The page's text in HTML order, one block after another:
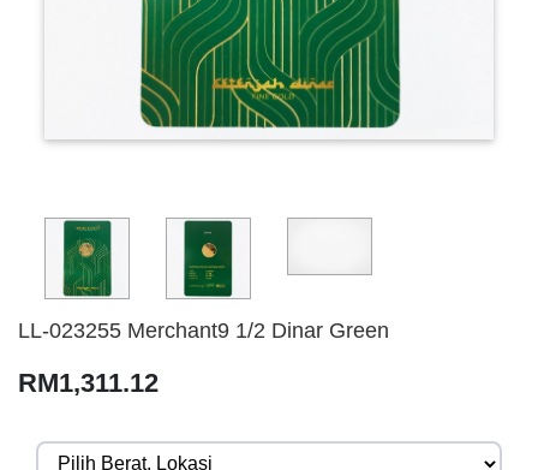
LL-023255 Merchant9 1/2 Dinar Green
RM1,311.12